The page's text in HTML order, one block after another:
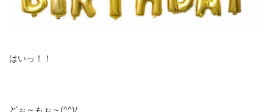
はいっ！！
どぉ～もぉ～(^^)/